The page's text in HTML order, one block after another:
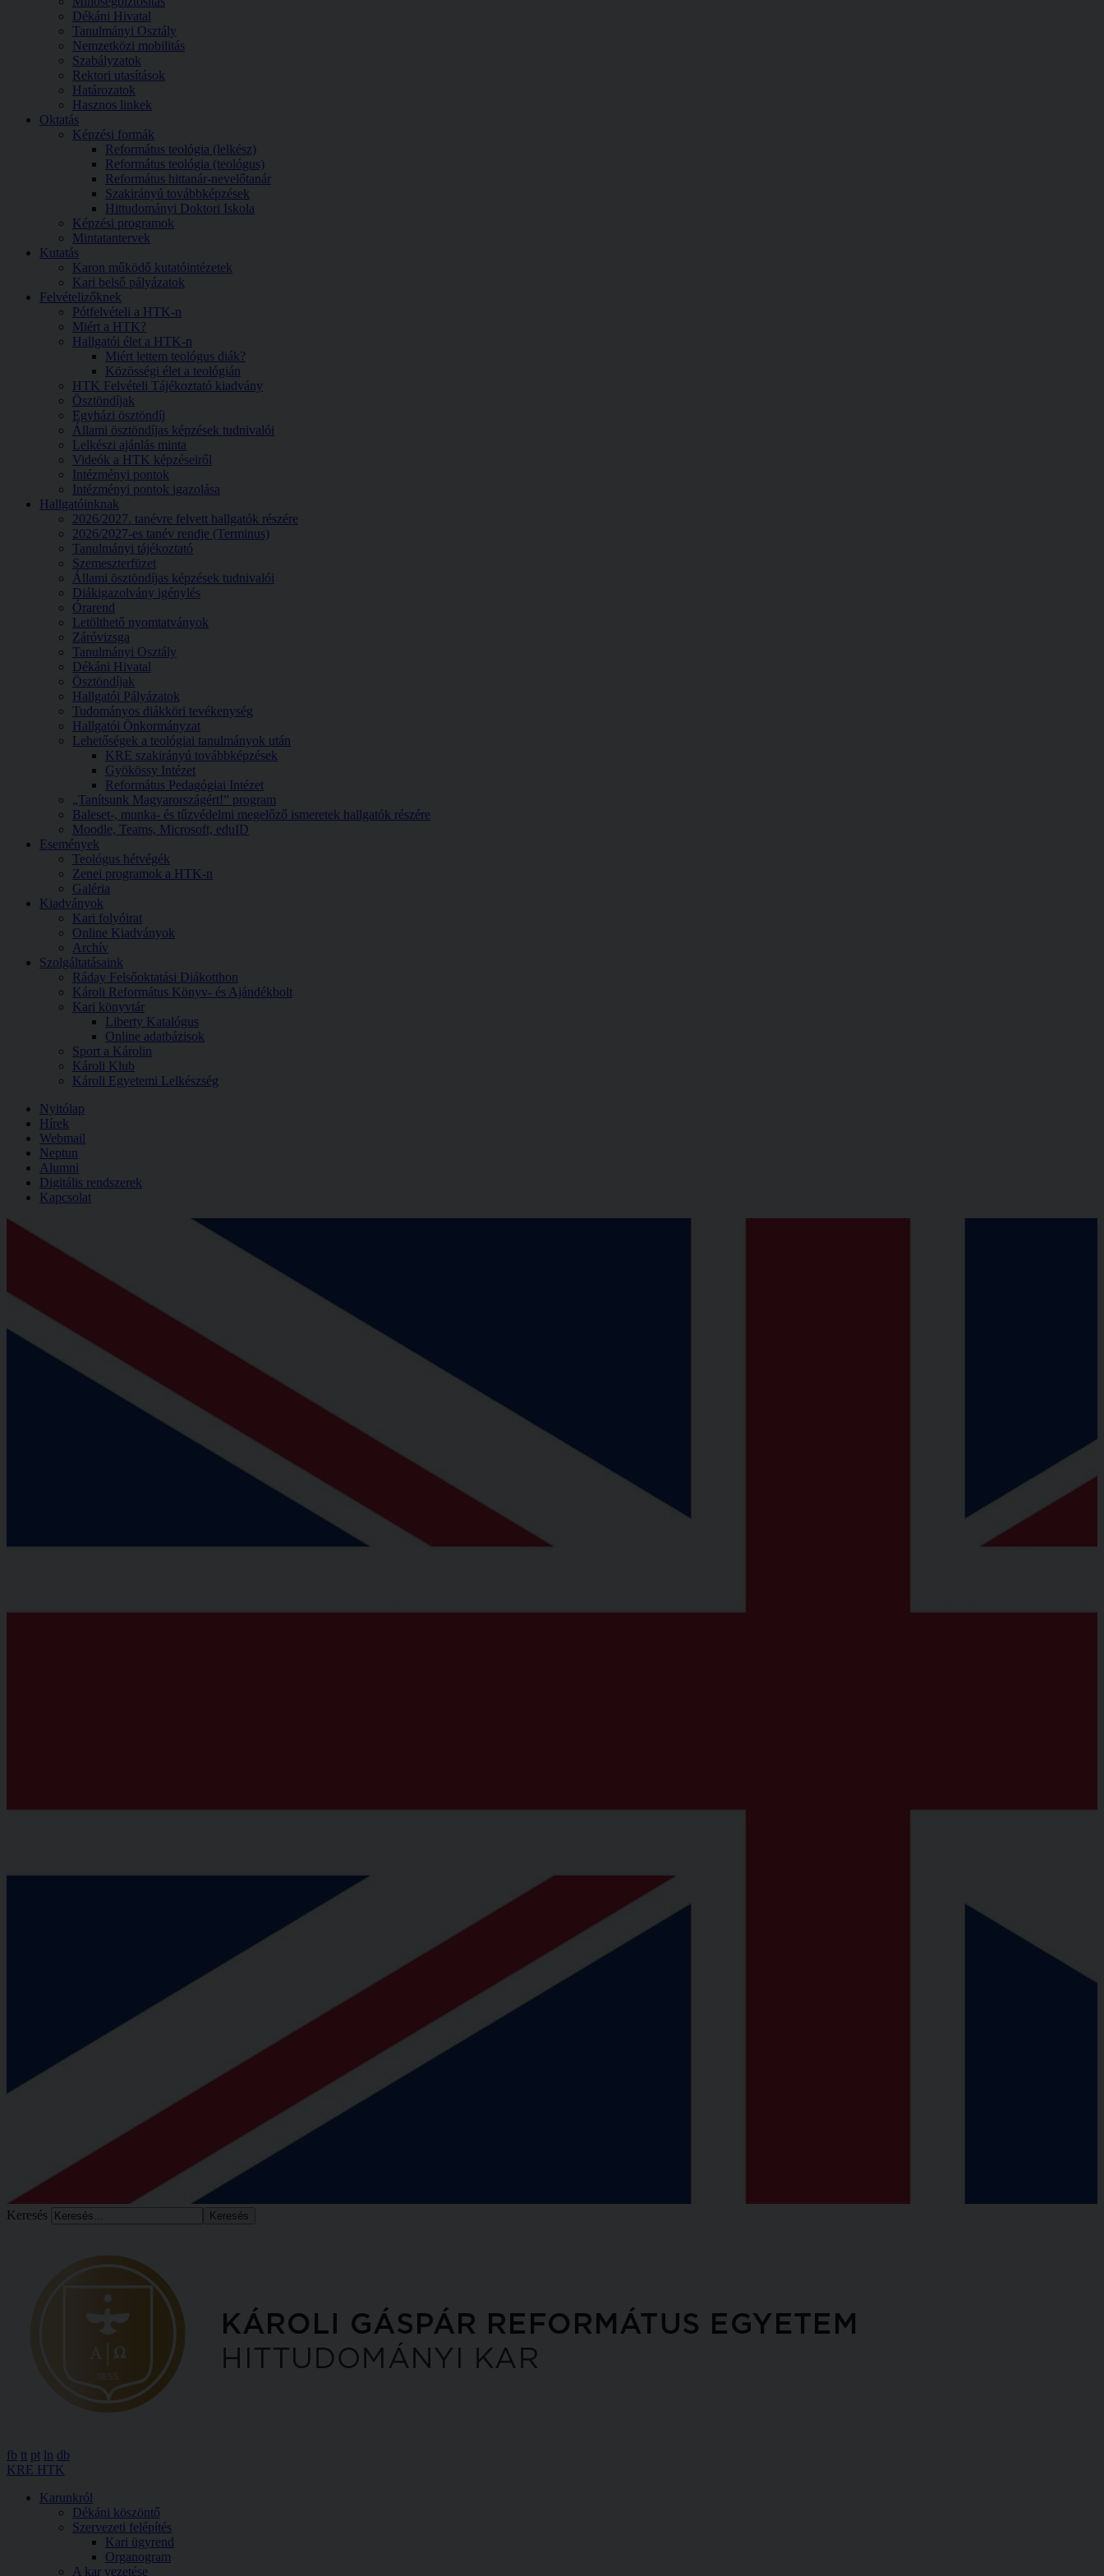
Dékáni Hivatal
Tanulmányi Osztály
Nemzetközi mobilitás
Szabályzatok
Rektori utasítások
Határozatok
Hasznos linkek
Oktatás
Képzési formák
Református teológia (lelkész)
Református teológia (teológus)
Református hittanár-nevelőtanár
Szakirányú továbbképzések
Hittudományi Doktori Iskola
Képzési programok
Mintatantervek
Kutatás
Karon működő kutatóintézetek
Kari belső pályázatok
Felvételizőknek
Pótfelvételi a HTK-n
Miért a HTK?
Hallgatói élet a HTK-n
Miért lettem teológus diák?
Közösségi élet a teológián
HTK Felvételi Tájékoztató kiadvány
Ösztöndíjak
Egyházi ösztöndíj
Állami ösztöndíjas képzések tudnivalói
Lelkészi ajánlás minta
Videók a HTK képzéseiről
Intézményi pontok
Intézményi pontok igazolása
Hallgatóinknak
2026/2027. tanévre felvett hallgatók részére
2026/2027-es tanév rendje (Terminus)
Tanulmányi tájékoztató
Szemeszterfüzet
Állami ösztöndíjas képzések tudnivalói
Diákigazolvány igénylés
Órarend
Letölthető nyomtatványok
Záróvizsga
Tanulmányi Osztály
Dékáni Hivatal
Ösztöndíjak
Hallgatói Pályázatok
Tudományos diákköri tevékenység
Hallgatói Önkormányzat
Lehetőségek a teológiai tanulmányok után
KRE szakirányú továbbképzések
Gyökössy Intézet
Református Pedagógiai Intézet
„Tanítsunk Magyarországért!” program
Baleset-, munka- és tűzvédelmi megelőző ismeretek hallgatók részére
Moodle, Teams, Microsoft, eduID
Események
Teológus hétvégék
Zenei programok a HTK-n
Galéria
Kiadványok
Kari folyóirat
Online Kiadványok
Archív
Szolgáltatásaink
Ráday Felsőoktatási Diákotthon
Károli Református Könyv- és Ajándékbolt
Kari könyvtár
Liberty Katalógus
Online adatbázisok
Sport a Károlin
Károli Klub
Károli Egyetemi Lelkészség
Nyitólap
Hírek
Webmail
Neptun
Alumni
Digitális rendszerek
Kapcsolat
Keresés
fb tt pt ln db
KRE HTK
Karunkról
Dékáni köszöntő
Szervezeti felépítés
Kari ügyrend
Organogram
A kar vezetése